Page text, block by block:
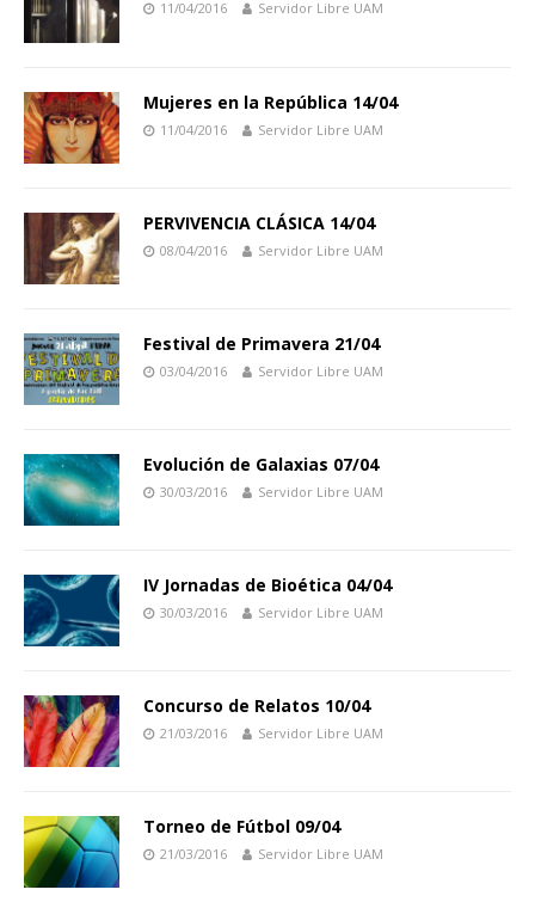
11/04/2016 Servidor Libre UAM
Mujeres en la República 14/04
11/04/2016 Servidor Libre UAM
PERVIVENCIA CLÁSICA 14/04
08/04/2016 Servidor Libre UAM
Festival de Primavera 21/04
03/04/2016 Servidor Libre UAM
Evolución de Galaxias 07/04
30/03/2016 Servidor Libre UAM
IV Jornadas de Bioética 04/04
30/03/2016 Servidor Libre UAM
Concurso de Relatos 10/04
21/03/2016 Servidor Libre UAM
Torneo de Fútbol 09/04
21/03/2016 Servidor Libre UAM